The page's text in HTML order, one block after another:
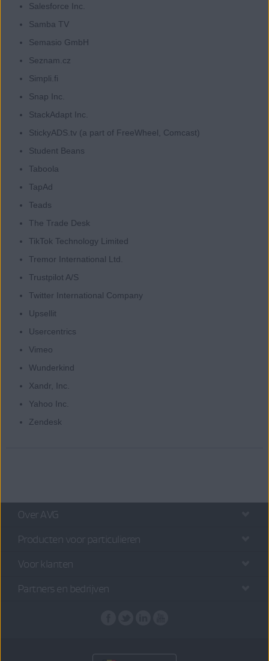
Salesforce Inc.
Samba TV
Semasio GmbH
Seznam.cz
Simpli.fi
Snap Inc.
StackAdapt Inc.
StickyADS.tv (a part of FreeWheel, Comcast)
Student Beans
Taboola
TapAd
Teads
The Trade Desk
TikTok Technology Limited
Tremor International Ltd.
Trustpilot A/S
Twitter International Company
Upsellit
Usercentrics
Vimeo
Wunderkind
Xandr, Inc.
Yahoo Inc.
Zendesk
Over AVG
Producten voor particulieren
Voor klanten
Partners en bedrijven